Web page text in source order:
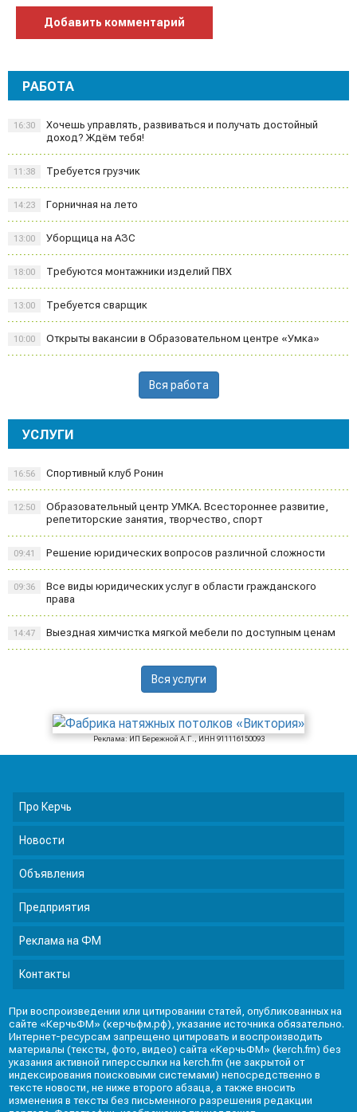
Добавить комментарий
РАБОТА
Хочешь управлять, развиваться и получать достойный
доход? Ждём тебя!
16:30
Требуется грузчик
11:38
Горничная на лето
14:23
Уборщица на АЗС
13:00
Требуются монтажники изделий ПВХ
18:00
Требуется сварщик
13:00
Открыты вакансии в Образовательном центре «Умка»
10:00
Вся работа
УСЛУГИ
Спортивный клуб Ронин
16:56
Образовательный центр УМКА. Всестороннее развитие,
репетиторские занятия, творчество, спорт
12:50
Решение юридических вопросов различной сложности
09:41
Все виды юридических услуг в области гражданского
права
09:36
Выездная химчистка мягкой мебели по доступным ценам
14:47
Вся услуги
Реклама: ИП Бережной А.Г., ИНН 911116150093
Про Керчь
Новости
Объявления
Предприятия
Реклама на ФМ
Контакты
При воспроизведении или цитировании статей, опубликованных на
сайте «КерчьФМ» (керчьфм.рф), указание источника обязательно.
Интернет-ресурсам запрещено цитировать и воспроизводить
материалы (тексты, фото, видео) сайта «КерчьФМ» (kerch.fm) без
указания активной гиперссылки на kerch.fm (не закрытой от
индексирования поисковыми системами) непосредственно в
тексте новости, не ниже второго абзаца, а также вносить
изменения в тексты без письменного разрешения редакции